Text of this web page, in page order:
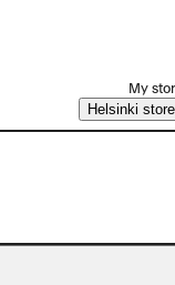
My
Helsinki store